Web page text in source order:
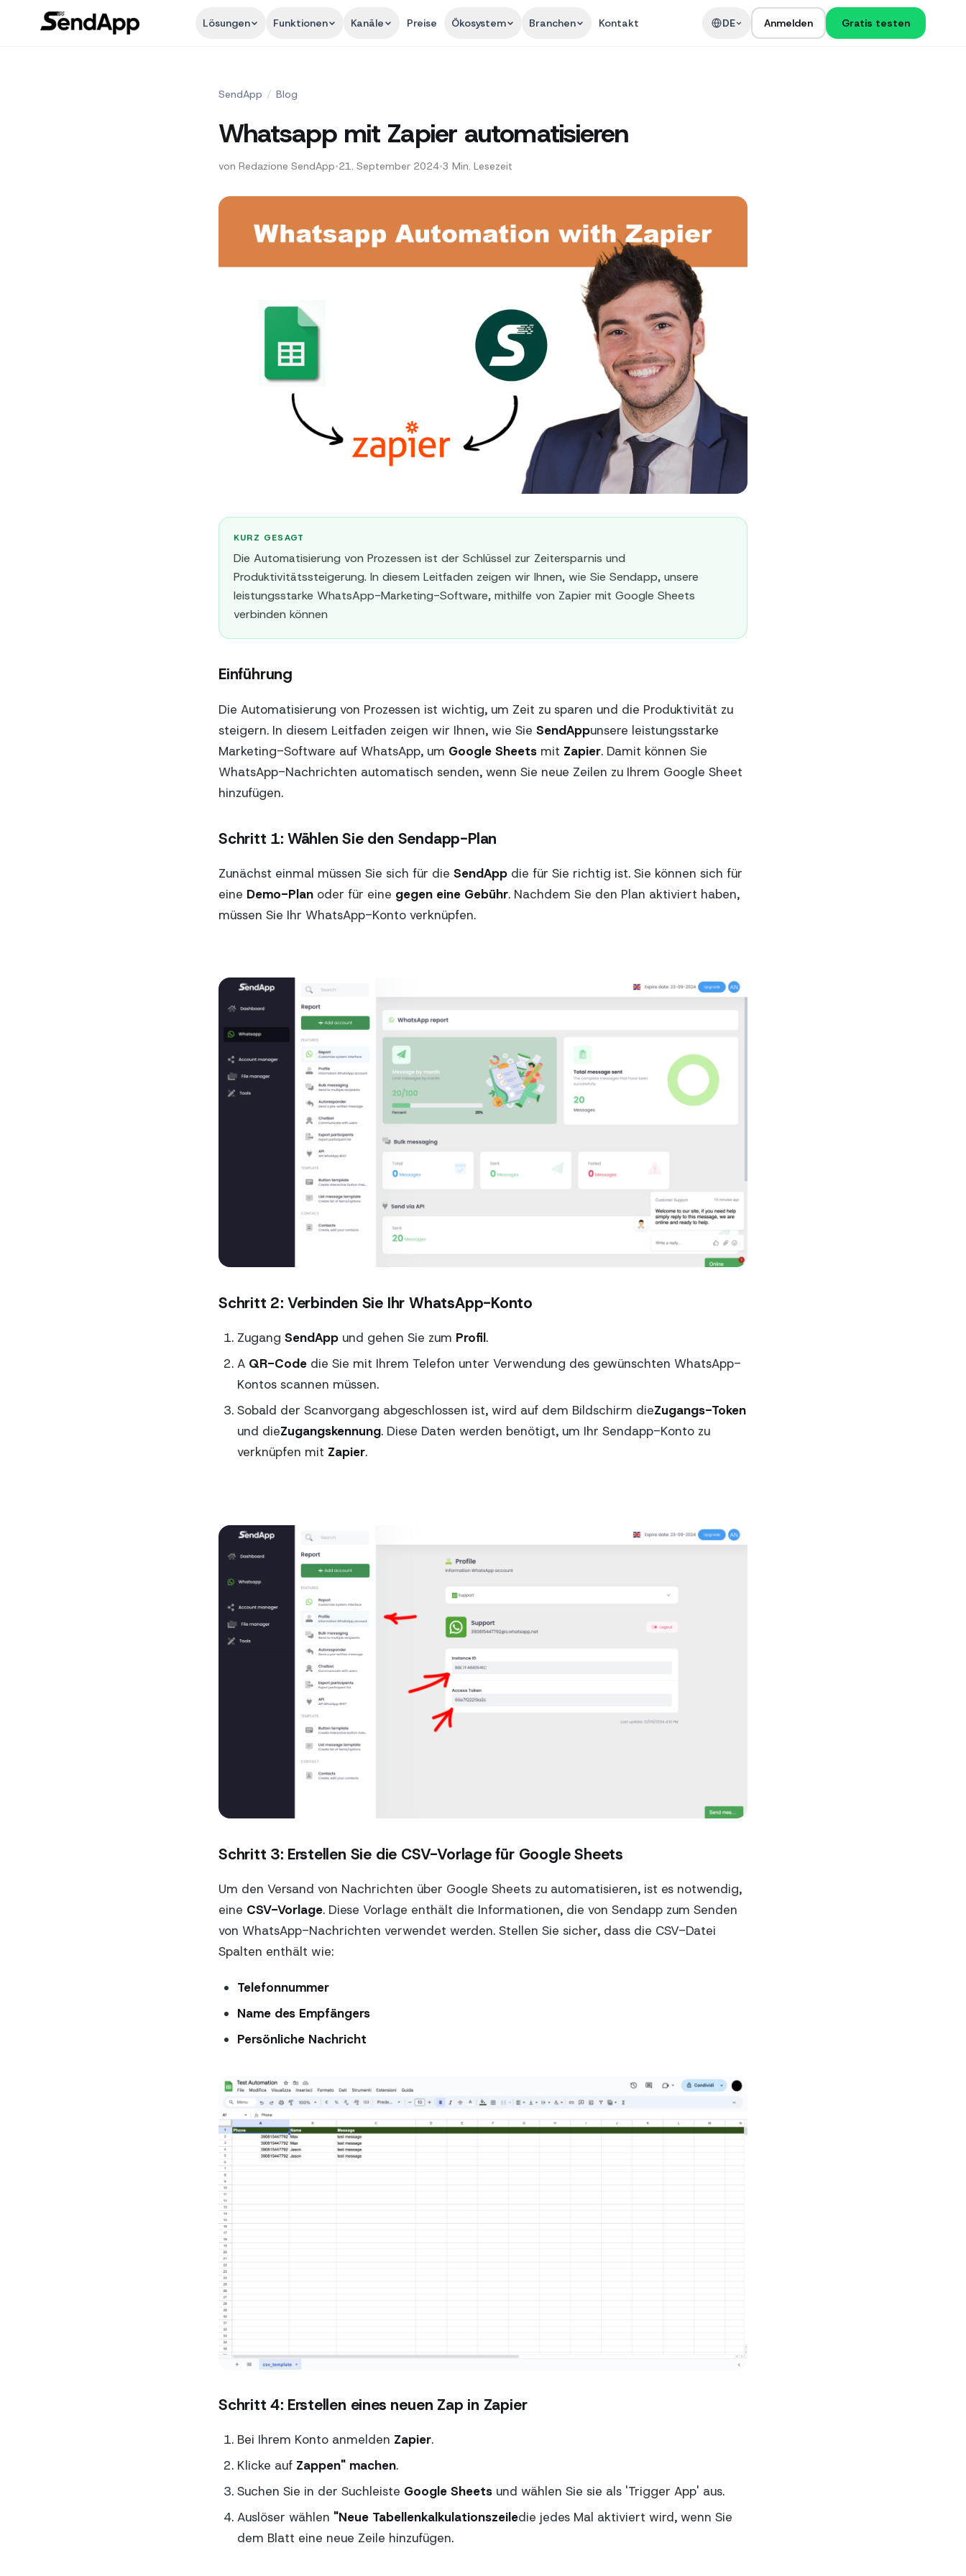
Lösungen Funktionen Kanäle Preise Ökosystem Branchen Kontakt DE Anmelden Gratis testen
SendApp / Blog
Whatsapp mit Zapier automatisieren
von Redazione SendApp•21. September 2024•3 Min. Lesezeit
KURZ GESAGT
Die Automatisierung von Prozessen ist der Schlüssel zur Zeitersparnis und
Produktivitätssteigerung. In diesem Leitfaden zeigen wir Ihnen, wie Sie Sendapp, unsere
leistungsstarke WhatsApp-Marketing-Software, mithilfe von Zapier mit Google Sheets
verbinden können
Einführung
Die Automatisierung von Prozessen ist wichtig, um Zeit zu sparen und die Produktivität zu
steigern. In diesem Leitfaden zeigen wir Ihnen, wie Sie SendAppunsere leistungsstarke
Marketing-Software auf WhatsApp, um Google Sheets mit Zapier. Damit können Sie
WhatsApp-Nachrichten automatisch senden, wenn Sie neue Zeilen zu Ihrem Google Sheet
hinzufügen.
Schritt 1: Wählen Sie den Sendapp-Plan
Zunächst einmal müssen Sie sich für die SendApp die für Sie richtig ist. Sie können sich für
eine Demo-Plan oder für eine gegen eine Gebühr. Nachdem Sie den Plan aktiviert haben,
müssen Sie Ihr WhatsApp-Konto verknüpfen.
Schritt 2: Verbinden Sie Ihr WhatsApp-Konto
Zugang SendAppund gehen Sie zum Profil.
A QR-Codedie Sie mit Ihrem Telefon unter Verwendung des gewünschten WhatsApp-
Kontos scannen müssen.
Sobald der Scanvorgang abgeschlossen ist, wird auf dem Bildschirm dieZugangs-Token
und dieZugangskennung. Diese Daten werden benötigt, um Ihr Sendapp-Konto zu
verknüpfen mit Zapier.
Schritt 3: Erstellen Sie die CSV-Vorlage für Google Sheets
Um den Versand von Nachrichten über Google Sheets zu automatisieren, ist es notwendig,
eine CSV-Vorlage. Diese Vorlage enthält die Informationen, die von Sendapp zum Senden
von WhatsApp-Nachrichten verwendet werden. Stellen Sie sicher, dass die CSV-Datei
Spalten enthält wie:
Telefonnummer
Name des Empfängers
Persönliche Nachricht
Schritt 4: Erstellen eines neuen Zap in Zapier
Bei Ihrem Konto anmelden Zapier.
Klicke auf Zappen" machen.
Suchen Sie in der Suchleiste Google Sheetsund wählen Sie sie als 'Trigger App' aus.
Auslöser wählen "Neue Tabellenkalkulationszeiledie jedes Mal aktiviert wird, wenn Sie
dem Blatt eine neue Zeile hinzufügen.